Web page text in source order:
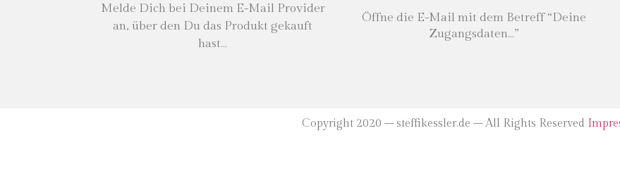
Melde Dich bei Deinem E-Mail Provider
an, über den Du das Produkt gekauft
hast…
Öffne die E-Mail mit dem Betreff “Deine
Zugangsdaten…”
Copyright 2020 – steffikessler.de – All Rights Reserved